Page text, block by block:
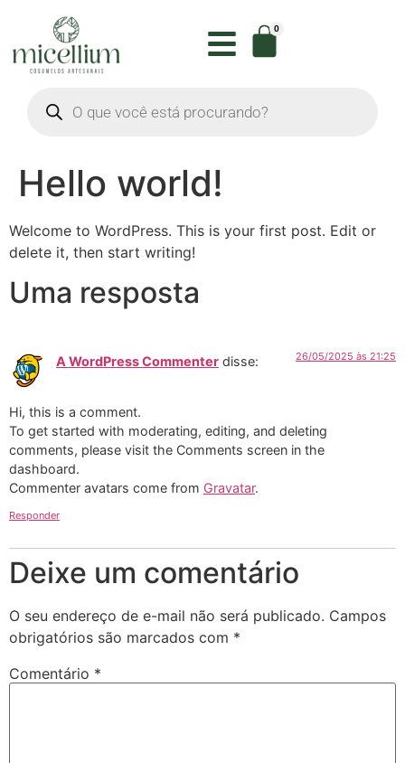
0
Hello world!
Welcome to WordPress. This is your first post. Edit or
delete it, then start writing!
Uma resposta
A WordPress Commenter disse: 26/05/2025 às 21:25
Hi, this is a comment.
To get started with moderating, editing, and deleting
comments, please visit the Comments screen in the
dashboard.
Commenter avatars come from Gravatar.
Responder
Deixe um comentário
O seu endereço de e-mail não será publicado. Campos
obrigatórios são marcados com *
Comentário *